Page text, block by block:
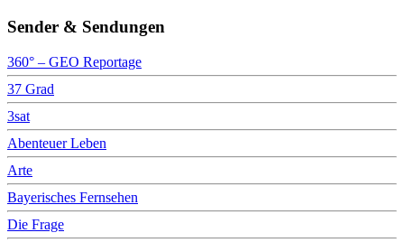
Sender & Sendungen
360° – GEO Reportage
37 Grad
3sat
Abenteuer Leben
Arte
Bayerisches Fernsehen
Die Frage